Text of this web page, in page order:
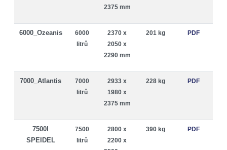
2375 mm
6000_Ozeanis
6000
litrů
2370 x
2050 x
2290 mm
201 kg PDF
7000_Atlantis
7000
litrů
2933 x
1980 x
2375 mm
228 kg PDF
7500l
SPEIDEL
7500
litrů
2800 x
2200 x
390 kg PDF